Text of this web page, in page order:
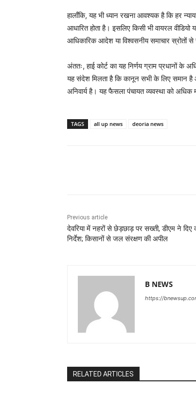
हालाँकि, यह भी ध्यान रखना आवश्यक है कि हर
आधारित होता है। इसलिए किसी भी वायरल
आधिकारिक आदेश या विश्वसनीय समाचार स्रोतों से
अंततः, हाई कोर्ट का यह निर्णय ग्राम प्रधानों
यह संदेश मिलता है कि कानून सभी के लिए समान है और
अनिवार्य है। यह फैसला पंचायत व्यवस्था को अधिक
TAGS all up news deoria news
Previous article
देवरिया में नहरों से छेड़छाड़ पर सख्ती, डीएम ने दिए
निर्देश; किसानों से जल संरक्षण की अपील
B NEWS
https://
RELATED ARTICLES